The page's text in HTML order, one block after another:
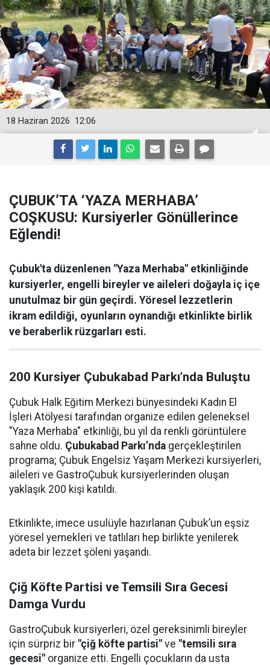
12:06
18 Haziran 2026
ÇUBUK’TA ‘YAZA MERHABA’
COŞKUSU: Kursiyerler Gönüllerince
Eğlendi!
Çubuk'ta düzenlenen "Yaza Merhaba" etkinliğinde
kursiyerler, engelli bireyler ve aileleri doğayla iç içe
unutulmaz bir gün geçirdi. Yöresel lezzetlerin
ikram edildiği, oyunların oynandığı etkinlikte birlik
ve beraberlik rüzgarları esti.
200 Kursiyer Çubukabad Parkı’nda Buluştu
Çubuk Halk Eğitim Merkezi bünyesindeki Kadın El
İşleri Atölyesi tarafından organize edilen geleneksel
"Yaza Merhaba" etkinliği, bu yıl da renkli görüntülere
sahne oldu. Çubukabad Parkı’nda gerçekleştirilen
programa; Çubuk Engelsiz Yaşam Merkezi kursiyerleri,
aileleri ve GastroÇubuk kursiyerlerinden oluşan
yaklaşık 200 kişi katıldı.
Etkinlikte, imece usulüyle hazırlanan Çubuk’un eşsiz
yöresel yemekleri ve tatlıları hep birlikte yenilerek
adeta bir lezzet şöleni yaşandı.
Çiğ Köfte Partisi ve Temsili Sıra Gecesi
Damga Vurdu
GastroÇubuk kursiyerleri, özel gereksinimli bireyler
için sürpriz bir "çiğ köfte partisi" ve "temsili sıra
gecesi" organize etti. Engelli çocukların da usta